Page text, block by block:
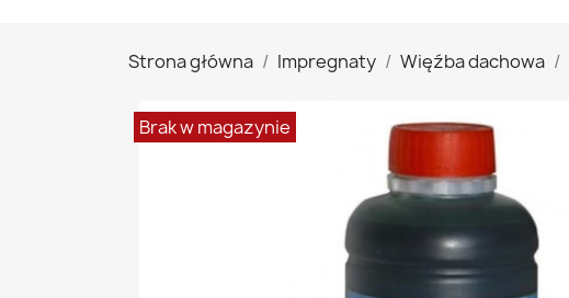
Strona główna Impregnaty Więźba dachowa
Brak w magazynie